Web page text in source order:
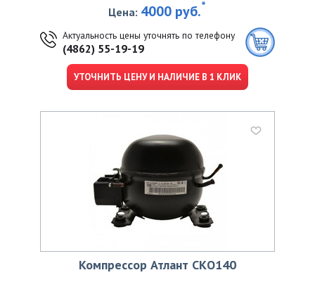
Цена: 4000 руб.*
Актуальность цены уточнять по телефону
(4862) 55-19-19
УТОЧНИТЬ ЦЕНУ И НАЛИЧИЕ В 1 КЛИК
Компрессор Атлант CKО140